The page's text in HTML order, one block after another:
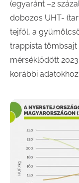
(egyaránt –2
dobozos UHT-
tejföl, a
trappista tömbsajt
mérséklődött
korábbi